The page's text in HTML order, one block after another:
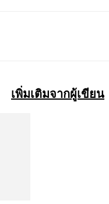
เพิ่มเติมจากผู้เขียน